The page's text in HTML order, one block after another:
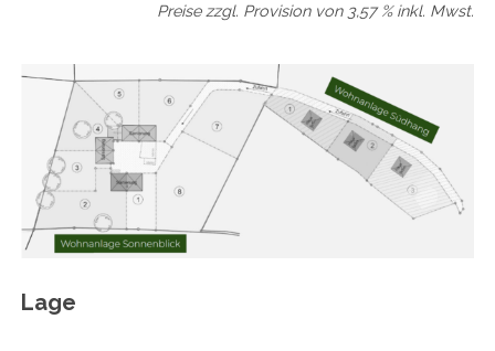
Preise zzgl. Provision von 3,57 % inkl. Mwst.
Lage